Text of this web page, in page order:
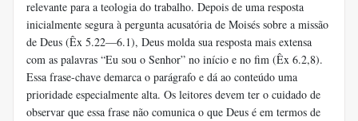
relevante para a teologia do trabalho. Depois de uma resposta
inicialmente segura à pergunta acusatória de Moisés sobre a missão
de Deus (Êx 5.22—6.1), Deus molda sua resposta mais extensa
com as palavras “Eu sou o Senhor” no início e no fim (Êx 6.2,8).
Essa frase-chave demarca o parágrafo e dá ao conteúdo uma
prioridade especialmente alta. Os leitores devem ter o cuidado de
observar que essa frase não comunica o que Deus é em termos de